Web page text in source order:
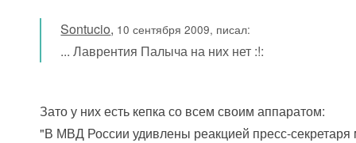
Sontucio, 10 сентября 2009, писал:
... Лаврентия Палыча на них нет :!:
Зато у них есть кепка со всем своим аппаратом:
"В МВД России удивлены реакцией пресс-секретаря